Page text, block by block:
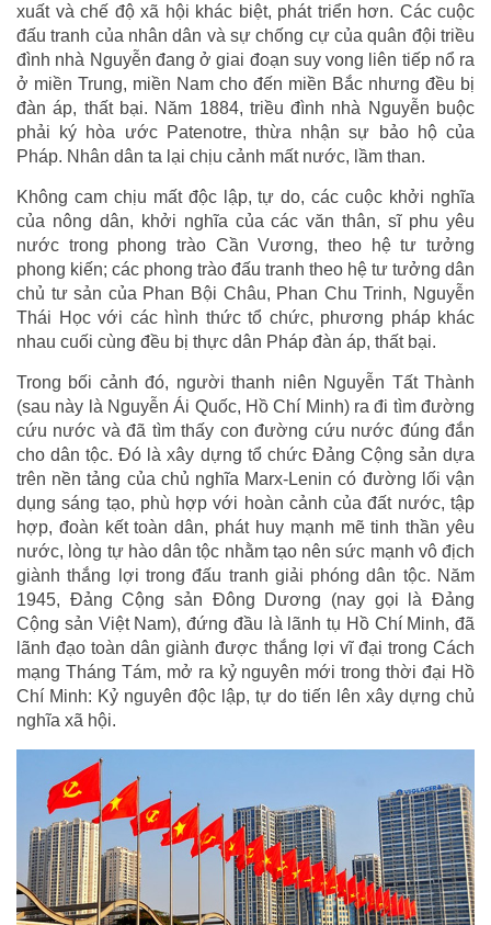
xuất và chế độ xã hội khác biệt, phát triển hơn. Các cuộc
đấu tranh của nhân dân và sự chống cự của quân đội triều
đình nhà Nguyễn đang ở giai đoạn suy vong liên tiếp nổ ra
ở miền Trung, miền Nam cho đến miền Bắc nhưng đều bị
đàn áp, thất bại. Năm 1884, triều đình nhà Nguyễn buộc
phải ký hòa ước Patenotre, thừa nhận sự bảo hộ của
Pháp. Nhân dân ta lại chịu cảnh mất nước, lầm than.
Không cam chịu mất độc lập, tự do, các cuộc khởi nghĩa
của nông dân, khởi nghĩa của các văn thân, sĩ phu yêu
nước trong phong trào Cần Vương, theo hệ tư tưởng
phong kiến; các phong trào đấu tranh theo hệ tư tưởng dân
chủ tư sản của Phan Bội Châu, Phan Chu Trinh, Nguyễn
Thái Học với các hình thức tổ chức, phương pháp khác
nhau cuối cùng đều bị thực dân Pháp đàn áp, thất bại.
Trong bối cảnh đó, người thanh niên Nguyễn Tất Thành
(sau này là Nguyễn Ái Quốc, Hồ Chí Minh) ra đi tìm đường
cứu nước và đã tìm thấy con đường cứu nước đúng đắn
cho dân tộc. Đó là xây dựng tổ chức Đảng Cộng sản dựa
trên nền tảng của chủ nghĩa Marx-Lenin có đường lối vận
dụng sáng tạo, phù hợp với hoàn cảnh của đất nước, tập
hợp, đoàn kết toàn dân, phát huy mạnh mẽ tinh thần yêu
nước, lòng tự hào dân tộc nhằm tạo nên sức mạnh vô địch
giành thắng lợi trong đấu tranh giải phóng dân tộc. Năm
1945, Đảng Cộng sản Đông Dương (nay gọi là Đảng
Cộng sản Việt Nam), đứng đầu là lãnh tụ Hồ Chí Minh, đã
lãnh đạo toàn dân giành được thắng lợi vĩ đại trong Cách
mạng Tháng Tám, mở ra kỷ nguyên mới trong thời đại Hồ
Chí Minh: Kỷ nguyên độc lập, tự do tiến lên xây dựng chủ
nghĩa xã hội.